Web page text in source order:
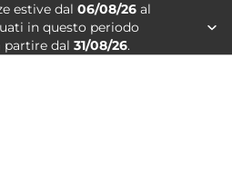
estive dal 06/08/26 al
in questo periodo
partire dal 31/08/26.